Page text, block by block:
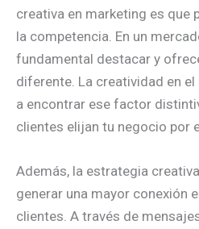
creativa en marketing es que
la competencia. En un
fundamental destacar y
diferente. La creatividad en
a encontrar ese factor
clientes elijan tu negocio por
Además, la estrategia
generar una mayor conexión
clientes. A través de